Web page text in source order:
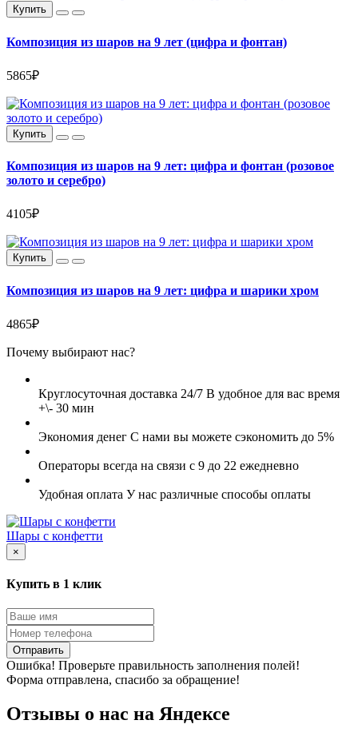
Купить
Композиция из шаров на 9 лет (цифра и фонтан)
5865₽
Купить
Композиция из шаров на 9 лет: цифра и фонтан (розовое
золото и серебро)
4105₽
Купить
Композиция из шаров на 9 лет: цифра и шарики хром
4865₽
Почему выбирают нас?
Круглосуточная доставка 24/7 В удобное для вас время
+\- 30 мин
Экономия денег С нами вы можете сэкономить до 5%
Операторы всегда на связи с 9 до 22 ежедневно
Удобная оплата У нас различные способы оплаты
Шары с конфетти
×
Купить в 1 клик
Отправить
Ошибка! Проверьте правильность заполнения полей!
Форма отправлена, спасибо за обращение!
Отзывы о нас на Яндексе